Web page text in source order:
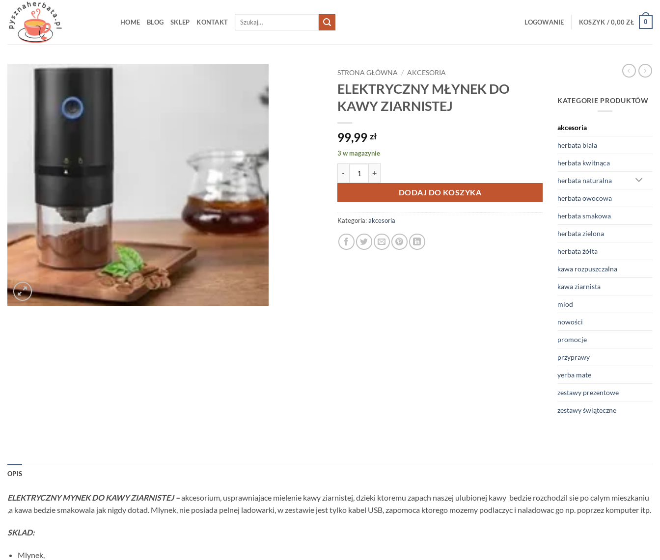
Przewiń
zawartości
HOME BLOG SKLEP KONTAKT
Szukaj:
LOGOWANIE KOSZYK /0,00ZŁ 0
STRONA GŁÓWNA / AKCESORIA
ELEKTRYCZNY MŁYNEK DO
KAWY ZIARNISTEJ
99,99 zł
3 w magazynie
DODAJ DO KOSZYKA
Kategoria:akcesoria
KATEGORIE PRODUKTÓW
akcesoria
herbata biala
herbata kwitnąca
herbata naturalna
herbata owocowa
herbata smakowa
herbata zielona
herbata żółta
kawa rozpuszczalna
kawa ziarnista
miod
nowości
promocje
przyprawy
yerba mate
zestawy prezentowe
zestawy świąteczne
OPIS
ELEKTRYCZNY MYNEK DO KAWY ZIARNISTEJ –akcesorium, usprawniajace mielenie kawy ziarnistej, dzieki ktoremu zapach naszej ulubionej kawy bedzie rozchodzil sie po calym mieszkaniu
,a kawa bedzie smakowala jak nigdy dotad. Mlynek, nie posiada pelnej ladowarki, w zestawie jest tylko kabel USB, zapomoca ktorego mozemy podlaczyc i naladowac go np. poprzez komputer itp.
SKLAD:
Mlynek,